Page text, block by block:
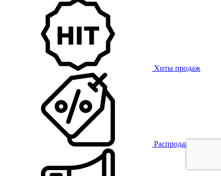
Хиты продаж
Распродажа